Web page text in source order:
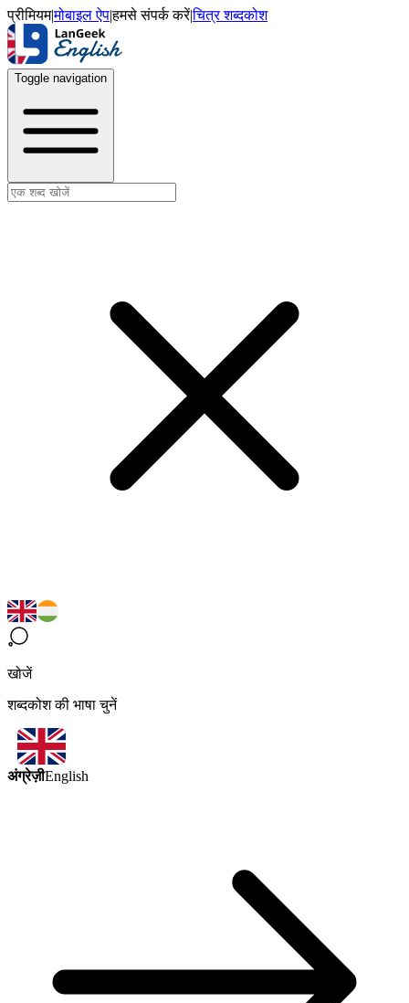
प्रीमियम|मोबाइल ऐप|हमसे संपर्क करें|चित्र शब्दकोश
Toggle navigation
खोजें
शब्दकोश की भाषा चुनें
अंग्रेज़ीEnglish